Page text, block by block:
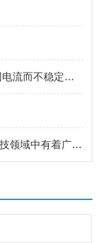
E3631A直流电源解决了可调开关电源因电流而不稳定的问题
思仪Ceyear信号发生器在生产实践和科技领域中有着广泛的应用